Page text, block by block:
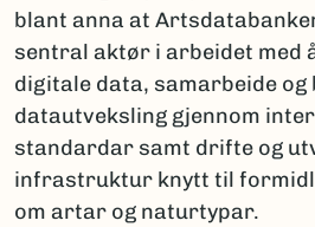
blant anna at
sentral aktør i arbeidet med
digitale data, samarbeide
datautveksling gjennom
standardar samt drifte og
infrastruktur knytt til
om artar og naturtypar.